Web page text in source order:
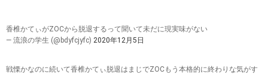
香椎かてぃがZOCから脱退するって聞いて未だに現実味がない
— 流浪の学生 (@bdyfcjyfc) 2020年12月5日
戦慄かなのに続いて香椎かてぃ脱退はまじでZOCもう本格的に終わりな気がす